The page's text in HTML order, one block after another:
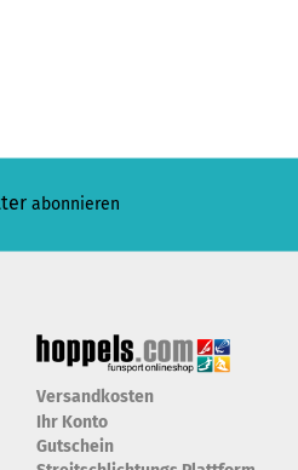
abonnieren
Versandkosten
Ihr Konto
Gutschein